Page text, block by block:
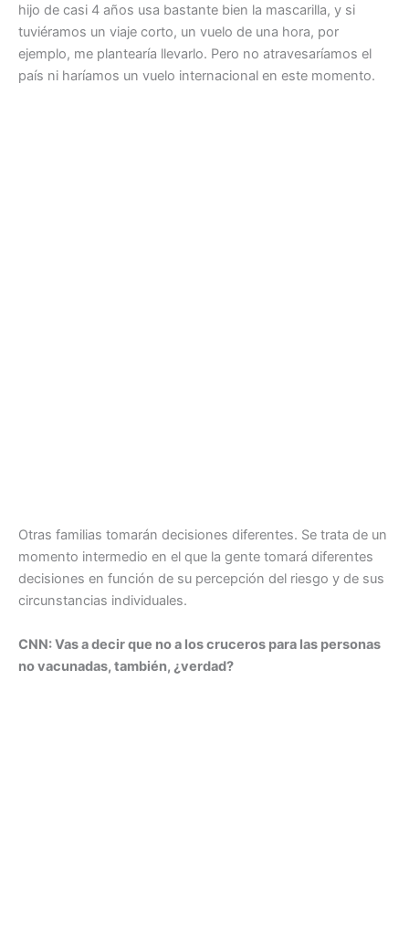
hijo de casi 4 años usa bastante bien la mascarilla, y si
tuviéramos un viaje corto, un vuelo de una hora, por
ejemplo, me plantearía llevarlo. Pero no atravesaríamos el
país ni haríamos un vuelo internacional en este momento.
Otras familias tomarán decisiones diferentes. Se trata de un
momento intermedio en el que la gente tomará diferentes
decisiones en función de su percepción del riesgo y de sus
circunstancias individuales.
CNN: Vas a decir que no a los cruceros para las personas
no vacunadas, también, ¿verdad?